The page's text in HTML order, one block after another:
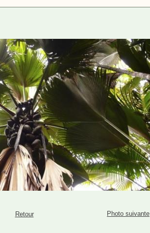
Retour Photo suivante